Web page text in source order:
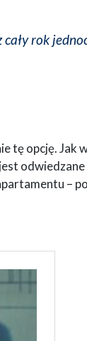
rok
tę opcję. Jak
–